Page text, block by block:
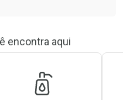
encontra aqui